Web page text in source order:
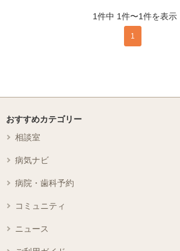
1件中 1件〜1件を表示
1
おすすめカテゴリー
相談室
病気ナビ
病院・歯科予約
コミュニティ
ニュース